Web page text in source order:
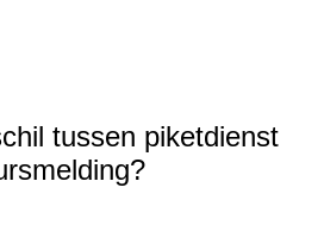
tussen piketdienst